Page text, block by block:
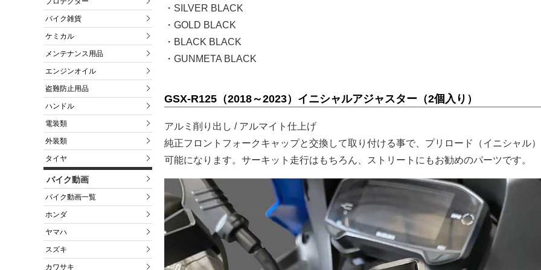
バイク雑貨
ケミカル
メンテナンス用品
エンジンオイル
盗難防止用品
ハンドル
電装類
外装類
タイヤ
バイク動画
バイク動画一覧
ホンダ
ヤマハ
スズキ
カワサキ
・SILVER BLACK
・GOLD BLACK
・BLACK BLACK
・GUNMETA BLACK
GSX-R125（2018～2023）イニシャルアジャスター（2個入り）
アルミ削り出し / アルマイト仕上げ
純正フロントフォークキャップと交換して取り付ける事で、プリロード（イニシャル
可能になります。サーキット走行はもちろん、ストリートにもお勧めのパーツです。